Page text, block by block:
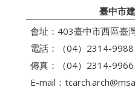
臺中市
會址：403臺中市西區臺
電話：（04）2314-9988
傳真：（04）2314-9966
E-mail：